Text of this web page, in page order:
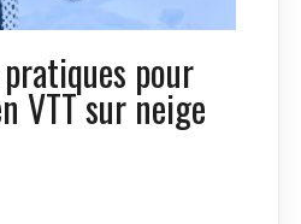
pour
VTT sur neige